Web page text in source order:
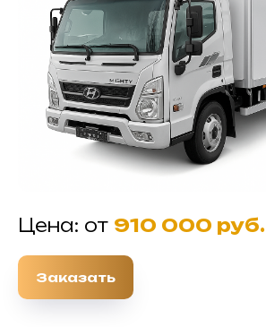
Цена: от 910 000 руб.
Заказать